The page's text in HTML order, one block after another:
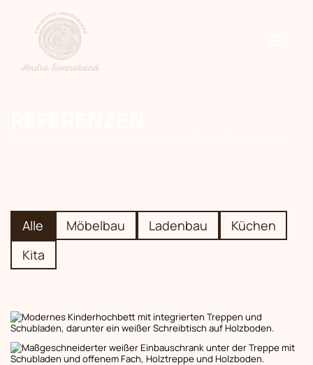
Alle Möbelbau Ladenbau
Küchen
Kita